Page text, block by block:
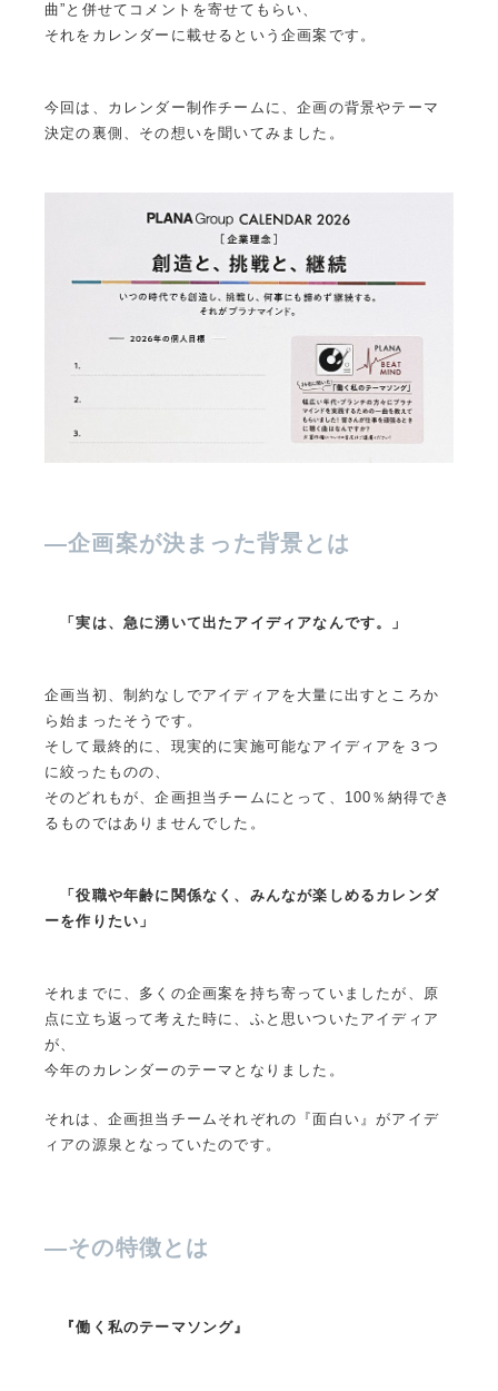
曲”と併せてコメントを寄せてもらい、
それをカレンダーに載せるという企画案です。
今回は、カレンダー制作チームに、企画の背景やテーマ
決定の裏側、その想いを聞いてみました。
—企画案が決まった背景とは
「実は、急に湧いて出たアイディアなんです。」
企画当初、制約なしでアイディアを大量に出すところか
ら始まったそうです。
そして最終的に、現実的に実施可能なアイディアを３つ
に絞ったものの、
そのどれもが、企画担当チームにとって、100％納得でき
るものではありませんでした。
「役職や年齢に関係なく、みんなが楽しめるカレンダ
ーを作りたい」
それまでに、多くの企画案を持ち寄っていましたが、原
点に立ち返って考えた時に、ふと思いついたアイディア
が、
今年のカレンダーのテーマとなりました。
それは、企画担当チームそれぞれの『面白い』がアイデ
ィアの源泉となっていたのです。
—その特徴とは
『働く私のテーマソング』